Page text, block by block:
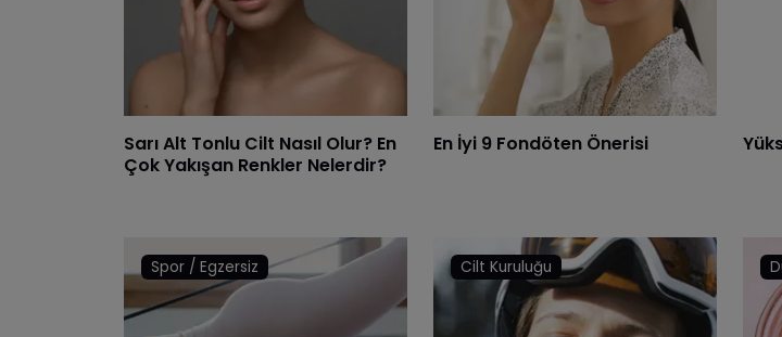
Sarı Alt Tonlu Cilt Nasıl Olur? En
Çok Yakışan Renkler Nelerdir?
En İyi 9 Fondöten Önerisi
Spor / Egzersiz Cilt Kuruluğu